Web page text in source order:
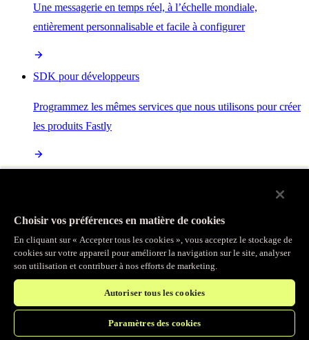
Une messagerie en temps réel, à l’échelle mondiale,
entièrement personnalisable et facile à configurer
SDK pour développeurs
Programmez les mêmes services que nous utilisons pour créer
les produits Fastly
sur des normes ouvertes et intégrée à la suite complète de
produits Fastly
Accélérez vos charges de travail d’IA et gagnez en efficacité
Choisir vos préférences en matière de cookies
En cliquant sur « Accepter tous les cookies », vous acceptez le stockage de
cookies sur votre appareil pour améliorer la navigation sur le site, analyser
son utilisation et contribuer à nos efforts de marketing.
Autoriser tous les cookies
Paramètres des cookies